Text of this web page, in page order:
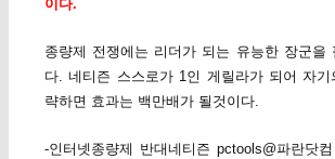
이다.
종량제 전쟁에는 리더가 되는 유능한 장군을
다. 네티즌 스스로가 1인 게릴라가 되어 자기
략하면 효과는 백만배가 될것이다.
-인터넷종량제 반대네티즌 pctools@파란닷